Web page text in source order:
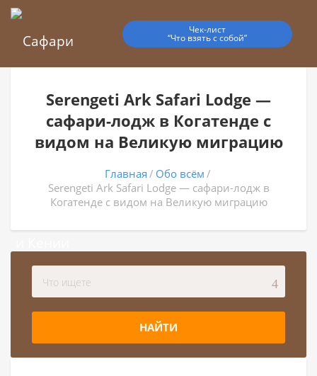
Чек-лист
“Что взять с собой”
Serengeti Ark Safari Lodge —
сафари-лодж в Когатенде с
видом на Великую миграцию
Главная
Обо всём
Serengeti Ark Safari Lodge — сафари-лодж в
Когатенде с видом на Великую миграцию
НАЙТИ